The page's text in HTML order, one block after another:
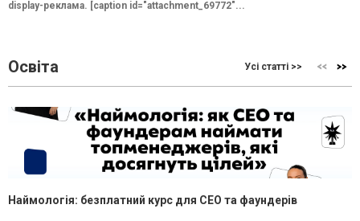
display-реклама. [caption id="attachment_69772"...
Освіта Усі статті >>
Наймологія: безплатний курс для CEO та фаундерів